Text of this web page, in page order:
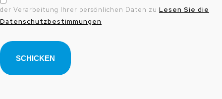
der Verarbeitung Ihrer persönlichen Daten zu Lesen Sie die
Datenschutzbestimmungen